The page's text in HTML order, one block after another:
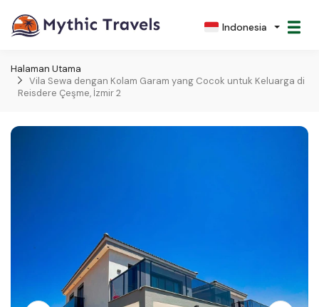
Indonesia
Halaman Utama
Vila Sewa dengan Kolam Garam yang Cocok untuk Keluarga di
Reisdere Çeşme, İzmir 2